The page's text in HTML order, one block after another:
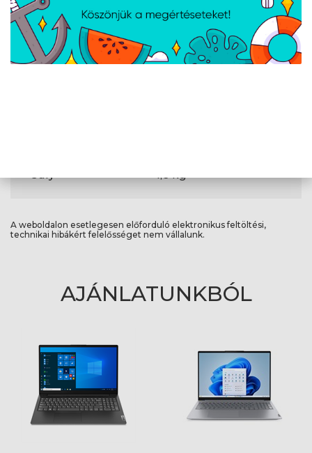
Biztonság
Megbízható
platform modul
Súly
1,6 kg
A weboldalon esetlegesen előforduló elektronikus feltöltési,
technikai hibákért felelősséget nem vállalunk.
AJÁNLATUNKBÓL